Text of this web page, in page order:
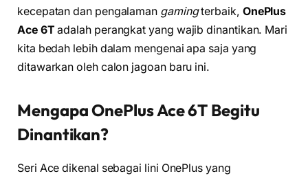
kecepatan dan pengalaman gamingterbaik, OnePlus
Ace 6T adalah perangkat yang wajib dinantikan. Mari
kita bedah lebih dalam mengenai apa saja yang
ditawarkan oleh calon jagoan baru ini.
Mengapa OnePlus Ace 6T Begitu
Dinantikan?
Seri Ace dikenal sebagai lini OnePlus yang